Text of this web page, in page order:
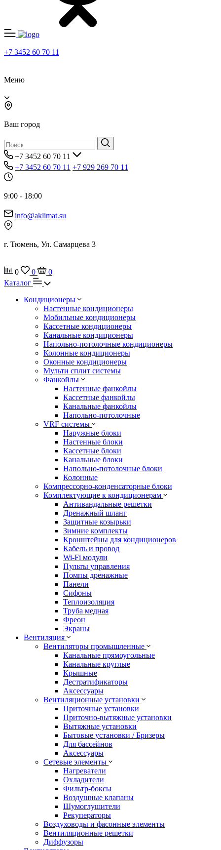
+7 3452 60 70 11
Меню
Ваш город
+7 3452 60 70 11
+7 3452 60 70 11 +7 929 269 70 11
9:00 - 18:00
info@aklimat.su
г. Тюмень, Ул. Самарцева 3
0 0
0
Каталог
Кондиционеры
Настенные кондиционеры
Мобильные кондиционеры
Кассетные кондиционеры
Канальные кондиционеры
Напольно-потолочные кондиционеры
Колонные кондиционеры
Оконные кондиционеры
Мульти сплит системы
Фанкойлы
Настенные фанкойлы
Кассетные фанкойлы
Канальные фанкойлы
Напольно-потолочные
VRF системы
Наружные блоки
Настенные блоки
Кассетные блоки
Канальные блоки
Напольно-потолочные блоки
Колонные
Компрессорно-конденсаторные блоки
Комплектующие к кондиционерам
Антивандальные решетки
Дренажный шланг
Защитные козырьки
Зимние комплекты
Кронштейны для кондиционеров
Кабель и провод
Wi-Fi модули
Пульты управления
Помпы дренажные
Панели
Сифоны
Теплоизоляция
Труба медная
Фреон
Экраны
Вентиляция
Вентиляторы промышленные
Канальные прямоугольные
Канальные круглые
Крышные
Дестратификаторы
Аксессуары
Вентиляционные установки
Приточные установки
Приточно-вытяжные установки
Вытяжные установки
Бытовые установки / Бризеры
Для бассейнов
Аксессуары
Сетевые элементы
Нагреватели
Охладители
Фильтр-боксы
Воздушные клапаны
Шумоглушители
Рекуператоры
Воздуховоды и фасонные элементы
Вентиляционные решетки
Диффузоры